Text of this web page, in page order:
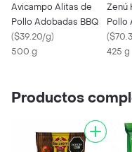
Avicampo Alitas de
Pollo Adobadas BBQ
($39.20/g)
500 g
Zenú
Pollo
(
425 g
Productos